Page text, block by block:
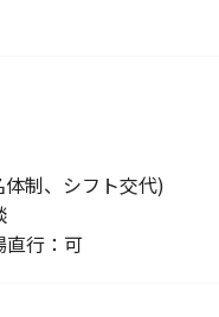
制、シフト交代)
直行：可